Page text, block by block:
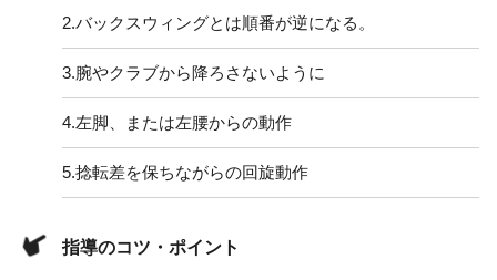
2.バックスウィングとは順番が逆になる。
3.腕やクラブから降ろさないように
4.左脚、または左腰からの動作
5.捻転差を保ちながらの回旋動作
指導のコツ・ポイント